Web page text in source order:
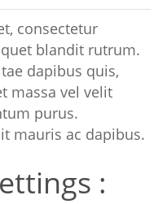
consectetur
blandit rutrum.
dapibus quis,
massa vel velit
purus.
mauris ac dapibus.
: